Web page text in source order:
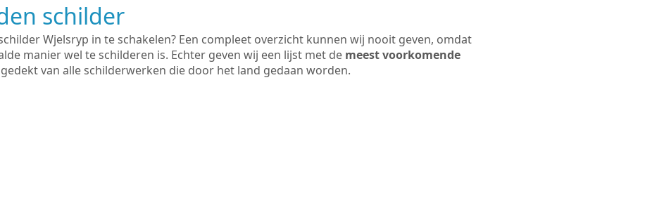
schilder
Wjelsryp in te schakelen? Een compleet overzicht kunnen wij nooit geven, omdat
manier wel te schilderen is. Echter geven wij een lijst met de meest voorkomende
van alle schilderwerken die door het land gedaan worden.